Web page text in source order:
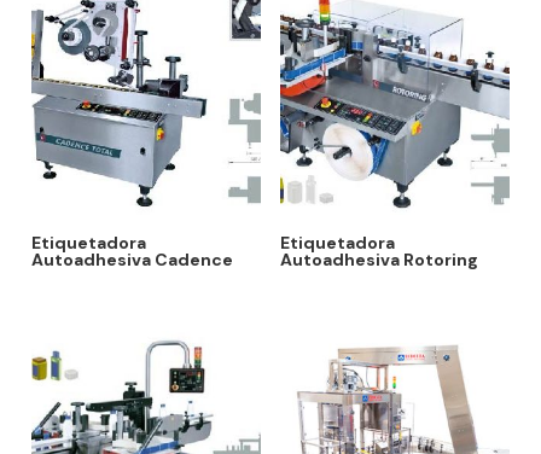
Etiquetadora
Autoadhesiva Cadence
Etiquetadora
Autoadhesiva Rotoring